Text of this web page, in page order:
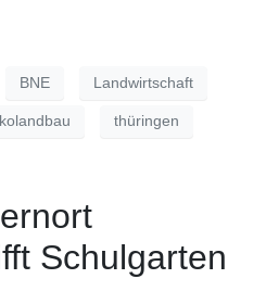
BNE Landwirtschaft
thüringen
Schulgarten